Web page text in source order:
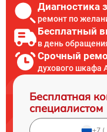
Диагностика
ремонт по
Бесплатный
в день
Срочный
духового шкафа
Бесплатная
специалистом